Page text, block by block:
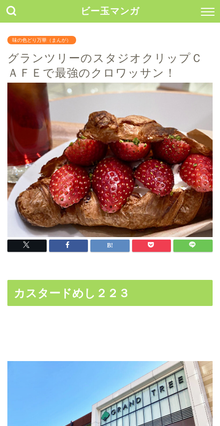
ビー玉マンガ
味の色どり万華（まんが）
グランツリーのスタジオクリップＣ
ＡＦＥで最強のクロワッサン！
カスタードめし２２３